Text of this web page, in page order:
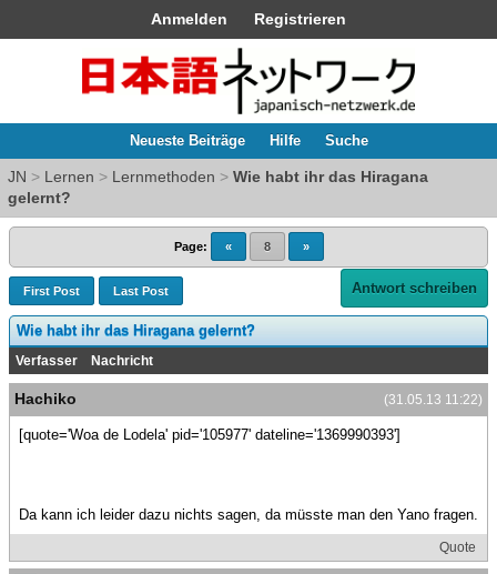
Anmelden Registrieren
Neueste Beiträge Hilfe Suche
JN > Lernen > Lernmethoden > Wie habt ihr das Hiragana
gelernt?
Page: « 8 »
First Post Last Post Antwort schreiben
Wie habt ihr das Hiragana gelernt?
Verfasser Nachricht
(31.05.13 11:22)
Hachiko
[quote='Woa de Lodela' pid='105977' dateline='1369990393']
Da kann ich leider dazu nichts sagen, da müsste man den Yano fragen.
Quote